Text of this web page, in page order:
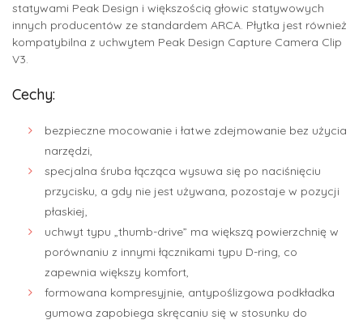
statywami Peak Design i większością głowic statywowych
innych producentów ze standardem ARCA. Płytka jest również
kompatybilna z uchwytem Peak Design Capture Camera Clip
V3.
Cechy:
bezpieczne mocowanie i łatwe zdejmowanie bez użycia
narzędzi,
specjalna śruba łącząca wysuwa się po naciśnięciu
przycisku, a gdy nie jest używana, pozostaje w pozycji
płaskiej,
uchwyt typu „thumb-drive” ma większą powierzchnię w
porównaniu z innymi łącznikami typu D-ring, co
zapewnia większy komfort,
formowana kompresyjnie, antypoślizgowa podkładka
gumowa zapobiega skręcaniu się w stosunku do